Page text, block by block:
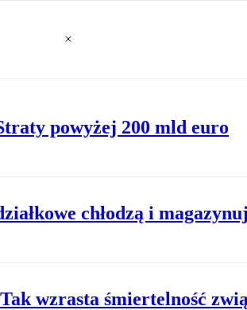
powyżej 200 mld euro
chłodzą i
wzrasta śmiertelność